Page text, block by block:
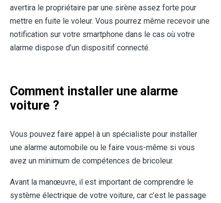
avertira le propriétaire par une sirène assez forte pour
mettre en fuite le voleur. Vous pourrez même recevoir une
notification sur votre smartphone dans le cas où votre
alarme dispose d’un dispositif connecté.
Comment installer une alarme
voiture ?
Vous pouvez faire appel à un spécialiste pour installer
une alarme automobile ou le faire vous-même si vous
avez un minimum de compétences de bricoleur.
Avant la manœuvre, il est important de comprendre le
système électrique de votre voiture, car c’est le passage